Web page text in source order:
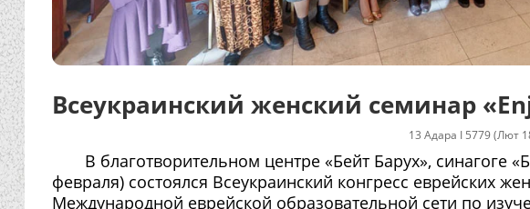
Всеукраинский женский семинар
13 Адара I 5779 (Лют
В благотворительном центре «Бейт Барух», синагоге
февраля) состоялся Всеукраинский конгресс еврейских
Международной еврейской образовательной сети по